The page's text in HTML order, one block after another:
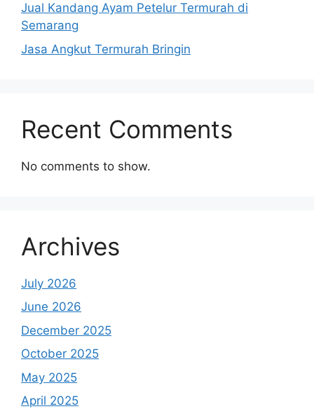
Jual Kandang Ayam Petelur Termurah di
Semarang
Jasa Angkut Termurah Bringin
Recent Comments
No comments to show.
Archives
July 2026
June 2026
December 2025
October 2025
May 2025
April 2025